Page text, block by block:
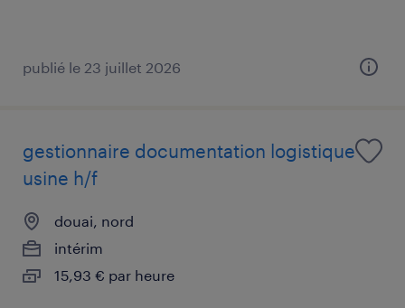
publié le 23 juillet 2026
gestionnaire documentation logistique
usine h/f
douai, nord
intérim
15,93 € par heure